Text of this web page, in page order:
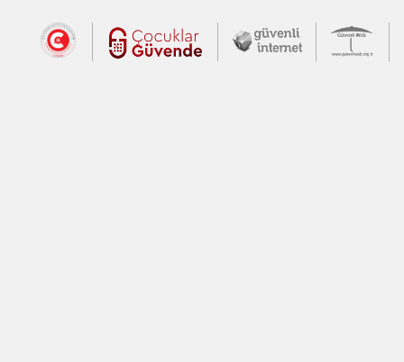
Dış Bağlantılar
Cumhurbaşkanlığı İletişim Merkezi
Çocuklar Güvende (yeni
Güvenli